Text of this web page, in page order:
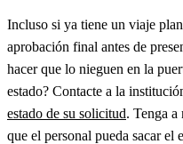
Incluso si ya tiene un viaje
aprobación final antes de
hacer que lo nieguen en la
estado? Contacte a la
estado de su solicitud. Tenga
que el personal pueda sacar el